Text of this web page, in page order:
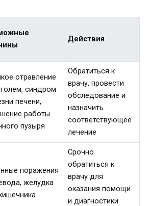
Действия
отравление
синдром
печени,
работы
пузыря
Обратиться к
врачу, провести
обследование и
назначить
соответствующее
лечение
поражения
желудка
Срочно
обратиться к
врачу для
оказания помощи
и диагностики